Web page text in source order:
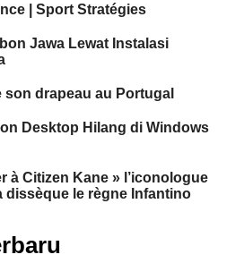
| Sport Stratégies
Jawa Lewat Instalasi
son drapeau au Portugal
Desktop Hilang di Windows
à Citizen Kane » l’iconologue
dissèque le règne Infantino